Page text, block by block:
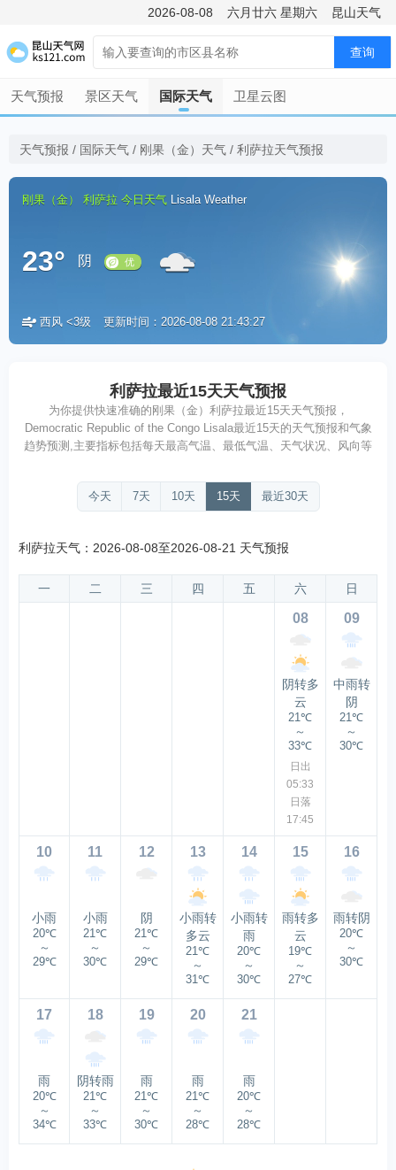
2026-08-08 六月廿六 星期六 昆山天气
查询
天气预报 景区天气 国际天气 卫星云图
天气预报 / 国际天气 / 刚果（金）天气 / 利萨拉天气预报
刚果（金） 利萨拉 今日天气 Lisala Weather
23° 阴
优
西风 <3级 更新时间：2026-08-08 21:43:27
利萨拉最近15天天气预报
为你提供快速准确的刚果（金）利萨拉最近15天天气预报，
Democratic Republic of the Congo Lisala最近15天的天气预报和气象
趋势预测,主要指标包括每天最高气温、最低气温、天气状况、风向等
今天 7天 10天 15天 最近30天
利萨拉天气：2026-08-08至2026-08-21 天气预报
一 二 三 四 五 六 日
08
阴转多
云
21℃
～
33℃
日出
05:33
日落
17:45
09
中雨转
阴
21℃
～
30℃
10
小雨
20℃
～
29℃
11
小雨
21℃
～
30℃
12
阴
21℃
～
29℃
13
小雨转
多云
21℃
～
31℃
14
小雨转
雨
20℃
～
30℃
15
雨转多
云
19℃
～
27℃
16
雨转阴
20℃
～
30℃
17
雨
20℃
～
34℃
18
阴转雨
21℃
～
33℃
19
雨
21℃
～
30℃
20
雨
21℃
～
28℃
21
雨
20℃
～
28℃